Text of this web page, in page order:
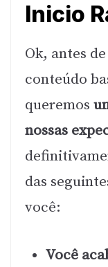
Inicio
Ok, antes
conteúdo
queremos
nossas
das
você:
Você